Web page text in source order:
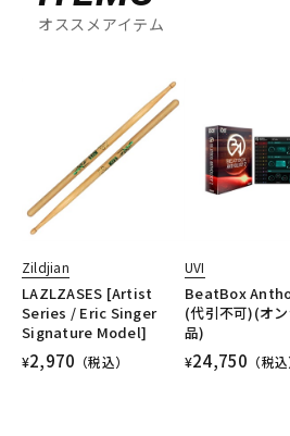
中古
オススメアイテム
Zildjian
LAZLZASES [Artist
Series / Eric Singer
Signature Model]
¥2,970 （税込）
UVI
BeatBox
(代引不可)(オ
品)
¥24,750 （税込